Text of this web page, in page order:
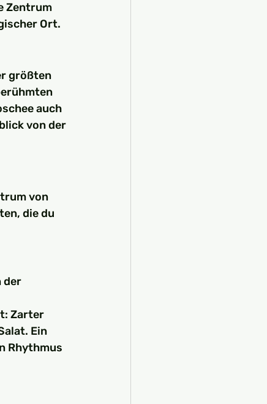
Zentrum
Ort.
größten
auch
von der
von
die du
der
Zarter
Ein
Rhythmus